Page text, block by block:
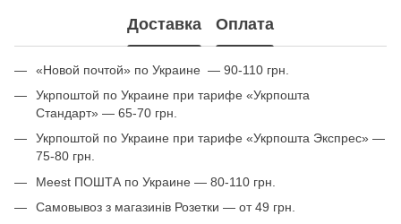
Доставка Оплата
«Новой почтой» по Украине — 90-110 грн.
Укрпоштой по Украине при тарифе «Укрпошта
Стандарт» — 65-70 грн.
Укрпоштой по Украине при тарифе «Укрпошта Экспрес» —
75-80 грн.
Meest ПОШТА по Украине — 80-110 грн.
Самовывоз з магазинів Розетки — от 49 грн.